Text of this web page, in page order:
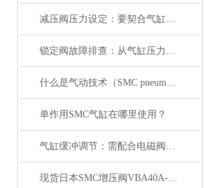
减压阀压力设定：要契合气缸负载与电磁阀的工作范围
锁定阀故障排查：从气缸压力变化与电磁阀信号入手
什么是气动技术（SMC pneumatics）
单作用SMC气缸在哪里使用？
气缸缓冲调节：需配合电磁阀的响应速度来调整
现货日本SMC增压阀VBA40A-04GN